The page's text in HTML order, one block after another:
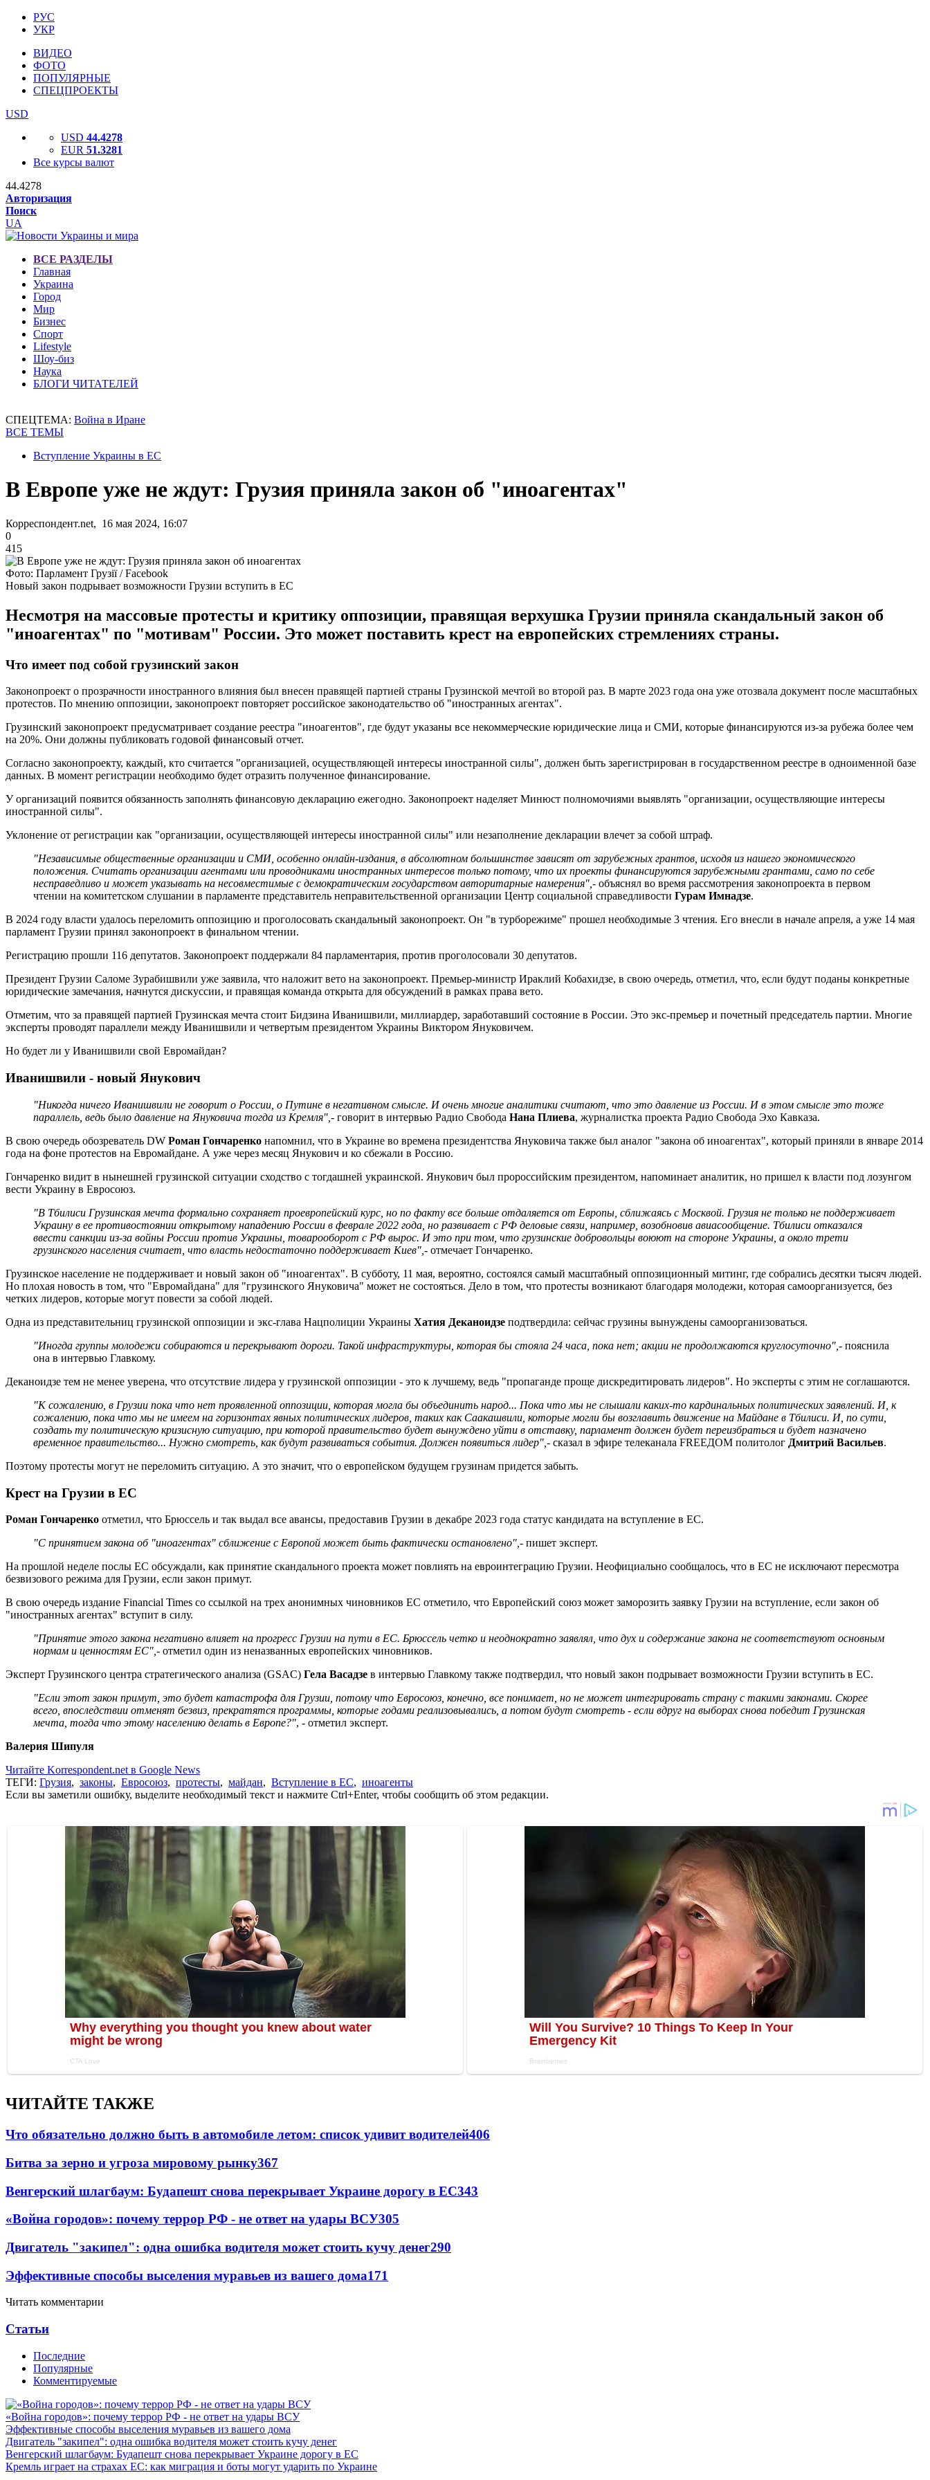
РУС
УКР
ВИДЕО
ФОТО
ПОПУЛЯРНЫЕ
СПЕЦПРОЕКТЫ
USD
USD 44.4278
EUR 51.3281
Все курсы валют
44.4278
Авторизация
Поиск
UA
ВСЕ РАЗДЕЛЫ
Главная
Украина
Город
Мир
Бизнес
Спорт
Lifestyle
Шоу-биз
Наука
БЛОГИ ЧИТАТЕЛЕЙ
СПЕЦТЕМА: Война в Иране
ВСЕ ТЕМЫ
Вступление Украины в ЕС
В Европе уже не ждут: Грузия приняла закон об "иноагентах"
Корреспондент.net, 16 мая 2024, 16:07
0
415
Фото: Парламент Грузії / Facebook
Новый закон подрывает возможности Грузии вступить в ЕС
Несмотря на массовые протесты и критику оппозиции, правящая верхушка Грузии приняла скандальный закон об
"иноагентах" по "мотивам" России. Это может поставить крест на европейских стремлениях страны.
Что имеет под собой грузинский закон
Законопроект о прозрачности иностранного влияния был внесен правящей партией страны Грузинской мечтой во второй раз. В марте 2023 года она уже отозвала документ после масштабных
протестов. По мнению оппозиции, законопроект повторяет российское законодательство об "иностранных агентах".
Грузинский законопроект предусматривает создание реестра "иноагентов", где будут указаны все некоммерческие юридические лица и СМИ, которые финансируются из-за рубежа более чем
на 20%. Они должны публиковать годовой финансовый отчет.
Согласно законопроекту, каждый, кто считается "организацией, осуществляющей интересы иностранной силы", должен быть зарегистрирован в государственном реестре в одноименной базе
данных. В момент регистрации необходимо будет отразить полученное финансирование.
У организаций появится обязанность заполнять финансовую декларацию ежегодно. Законопроект наделяет Минюст полномочиями выявлять "организации, осуществляющие интересы
иностранной силы".
Уклонение от регистрации как "организации, осуществляющей интересы иностранной силы" или незаполнение декларации влечет за собой штраф.
"Независимые общественные организации и СМИ, особенно онлайн-издания, в абсолютном большинстве зависят от зарубежных грантов, исходя из нашего экономического
положения. Считать организации агентами или проводниками иностранных интересов только потому, что их проекты финансируются зарубежными грантами, само по себе
несправедливо и может указывать на несовместимые с демократическим государством авторитарные намерения",- объяснял во время рассмотрения законопроекта в первом
чтении на комитетском слушании в парламенте представитель неправительственной организации Центр социальной справедливости Гурам Имнадзе.
В 2024 году власти удалось переломить оппозицию и проголосовать скандальный законопроект. Он "в турборежиме" прошел необходимые 3 чтения. Его внесли в начале апреля, а уже 14 мая
парламент Грузии принял законопроект в финальном чтении.
Регистрацию прошли 116 депутатов. Законопроект поддержали 84 парламентария, против проголосовали 30 депутатов.
Президент Грузии Саломе Зурабишвили уже заявила, что наложит вето на законопроект. Премьер-министр Ираклий Кобахидзе, в свою очередь, отметил, что, если будут поданы конкретные
юридические замечания, начнутся дискуссии, и правящая команда открыта для обсуждений в рамках права вето.
Отметим, что за правящей партией Грузинская мечта стоит Бидзина Иванишвили, миллиардер, заработавший состояние в России. Это экс-премьер и почетный председатель партии. Многие
эксперты проводят параллели между Иванишвили и четвертым президентом Украины Виктором Януковичем.
Но будет ли у Иванишвили свой Евромайдан?
Иванишвили - новый Янукович
"Никогда ничего Иванишвили не говорит о России, о Путине в негативном смысле. И очень многие аналитики считают, что это давление из России. И в этом смысле это тоже
параллель, ведь было давление на Януковича тогда из Кремля", - говорит в интервью Радио Свобода Нана Плиева, журналистка проекта Радио Свобода Эхо Кавказа.
В свою очередь обозреватель DW Роман Гончаренко напомнил, что в Украине во времена президентства Януковича также был аналог "закона об иноагентах", который приняли в январе 2014
года на фоне протестов на Евромайдане. А уже через месяц Янукович и ко сбежали в Россию.
Гончаренко видит в нынешней грузинской ситуации сходство с тогдашней украинской. Янукович был пророссийским президентом, напоминает аналитик, но пришел к власти под лозунгом
вести Украину в Евросоюз.
"В Тбилиси Грузинская мечта формально сохраняет проевропейский курс, но по факту все больше отдаляется от Европы, сближаясь с Москвой. Грузия не только не поддерживает
Украину в ее противостоянии открытому нападению России в феврале 2022 года, но развивает с РФ деловые связи, например, возобновив авиасообщение. Тбилиси отказался
ввести санкции из-за войны России против Украины, товарооборот с РФ вырос. И это при том, что грузинские добровольцы воюют на стороне Украины, а около трети
грузинского населения считает, что власть недостаточно поддерживает Киев", - отмечает Гончаренко.
Грузинское население не поддерживает и новый закон об "иноагентах". В субботу, 11 мая, вероятно, состоялся самый масштабный оппозиционный митинг, где собрались десятки тысяч людей.
Но плохая новость в том, что "Евромайдана" для "грузинского Януковича" может не состояться. Дело в том, что протесты возникают благодаря молодежи, которая самоорганизуется, без
четких лидеров, которые могут повести за собой людей.
Одна из представительниц грузинской оппозиции и экс-глава Нацполиции Украины Хатия Деканоидзе подтвердила: сейчас грузины вынуждены самоорганизоваться.
"Иногда группы молодежи собираются и перекрывают дороги. Такой инфраструктуры, которая бы стояла 24 часа, пока нет; акции не продолжаются круглосуточно", - пояснила
она в интервью Главкому.
Деканоидзе тем не менее уверена, что отсутствие лидера у грузинской оппозиции - это к лучшему, ведь "пропаганде проще дискредитировать лидеров". Но эксперты с этим не соглашаются.
"К сожалению, в Грузии пока что нет проявленной оппозиции, которая могла бы объединить народ... Пока что мы не слышали каких-то кардинальных политических заявлений. И, к
сожалению, пока что мы не имеем на горизонтах явных политических лидеров, таких как Саакашвили, которые могли бы возглавить движение на Майдане в Тбилиси. И, по сути,
создать ту политическую кризисную ситуацию, при которой правительство будет вынуждено уйти в отставку, парламент должен будет переизбраться и будет назначено
временное правительство... Нужно смотреть, как будут развиваться события. Должен появиться лидер", - сказал в эфире телеканала FREEДОМ политолог Дмитрий Васильев.
Поэтому протесты могут не переломить ситуацию. А это значит, что о европейском будущем грузинам придется забыть.
Крест на Грузии в ЕС
Роман Гончаренко отметил, что Брюссель и так выдал все авансы, предоставив Грузии в декабре 2023 года статус кандидата на вступление в ЕС.
"С принятием закона об "иноагентах" сближение с Европой может быть фактически остановлено", - пишет эксперт.
На прошлой неделе послы ЕС обсуждали, как принятие скандального проекта может повлиять на евроинтеграцию Грузии. Неофициально сообщалось, что в ЕС не исключают пересмотра
безвизового режима для Грузии, если закон примут.
В свою очередь издание Financial Times со ссылкой на трех анонимных чиновников ЕС отметило, что Европейский союз может заморозить заявку Грузии на вступление, если закон об
"иностранных агентах" вступит в силу.
"Принятие этого закона негативно влияет на прогресс Грузии на пути в ЕС. Брюссель четко и неоднократно заявлял, что дух и содержание закона не соответствуют основным
нормам и ценностям ЕС", - отметил один из неназванных европейских чиновников.
Эксперт Грузинского центра стратегического анализа (GSAC) Гела Васадзе в интервью Главкому также подтвердил, что новый закон подрывает возможности Грузии вступить в ЕС.
"Если этот закон примут, это будет катастрофа для Грузии, потому что Евросоюз, конечно, все понимает, но не может интегрировать страну с такими законами. Скорее
всего, впоследствии отменят безвиз, прекратятся программы, которые годами реализовывались, а потом будут смотреть - если вдруг на выборах снова победит Грузинская
мечта, тогда что этому населению делать в Европе?", - отметил эксперт.
Валерия Шипуля
Читайте Korrespondent.net в Google News
ТЕГИ: Грузия, законы, Евросоюз, протесты, майдан, Вступление в ЕС, иноагенты
Если вы заметили ошибку, выделите необходимый текст и нажмите Ctrl+Enter, чтобы сообщить об этом редакции.
ЧИТАЙТЕ ТАКЖЕ
Что обязательно должно быть в автомобиле летом: список удивит водителей406
Битва за зерно и угроза мировому рынку367
Венгерский шлагбаум: Будапешт снова перекрывает Украине дорогу в ЕС343
«Война городов»: почему террор РФ - не ответ на удары ВСУ305
Двигатель "закипел": одна ошибка водителя может стоить кучу денег290
Эффективные способы выселения муравьев из вашего дома171
Читать комментарии
Статьи
Последние
Популярные
Комментируемые
«Война городов»: почему террор РФ - не ответ на удары ВСУ
Эффективные способы выселения муравьев из вашего дома
Двигатель "закипел": одна ошибка водителя может стоить кучу денег
Венгерский шлагбаум: Будапешт снова перекрывает Украине дорогу в ЕС
Кремль играет на страхах ЕС: как миграция и боты могут ударить по Украине